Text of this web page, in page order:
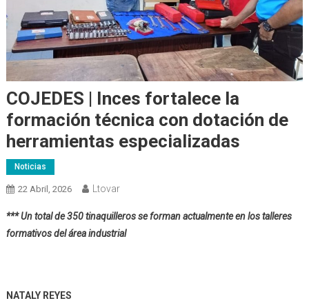
COJEDES | Inces fortalece la
formación técnica con dotación de
herramientas especializadas
Noticias
22 Abril, 2026 Ltovar
*** Un total de 350 tinaquilleros se forman actualmente en los talleres
formativos del área industrial
NATALY REYES